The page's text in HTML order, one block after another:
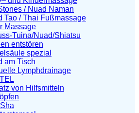
/ Nuad Naman
Tao / Thai Fußmassage
Massage
Tuina/Nuad/Shiatsu
entstören
spezial
am Tisch
Lymphdrainage
von Hilfsmitteln